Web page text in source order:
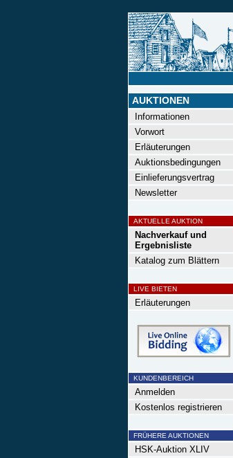
AUKTIONEN
Informationen
Vorwort
Erläuterungen
Auktionsbedingungen
Einlieferungsvertrag
Newsletter
AKTUELLE AUKTION
Nachverkauf und
Ergebnisliste
Katalog zum Blättern
LIVE BIETEN
Erläuterungen
KUNDENBEREICH
Anmelden
Kostenlos registrieren
FRÜHERE AUKTIONEN
HSK-Auktion XLIV